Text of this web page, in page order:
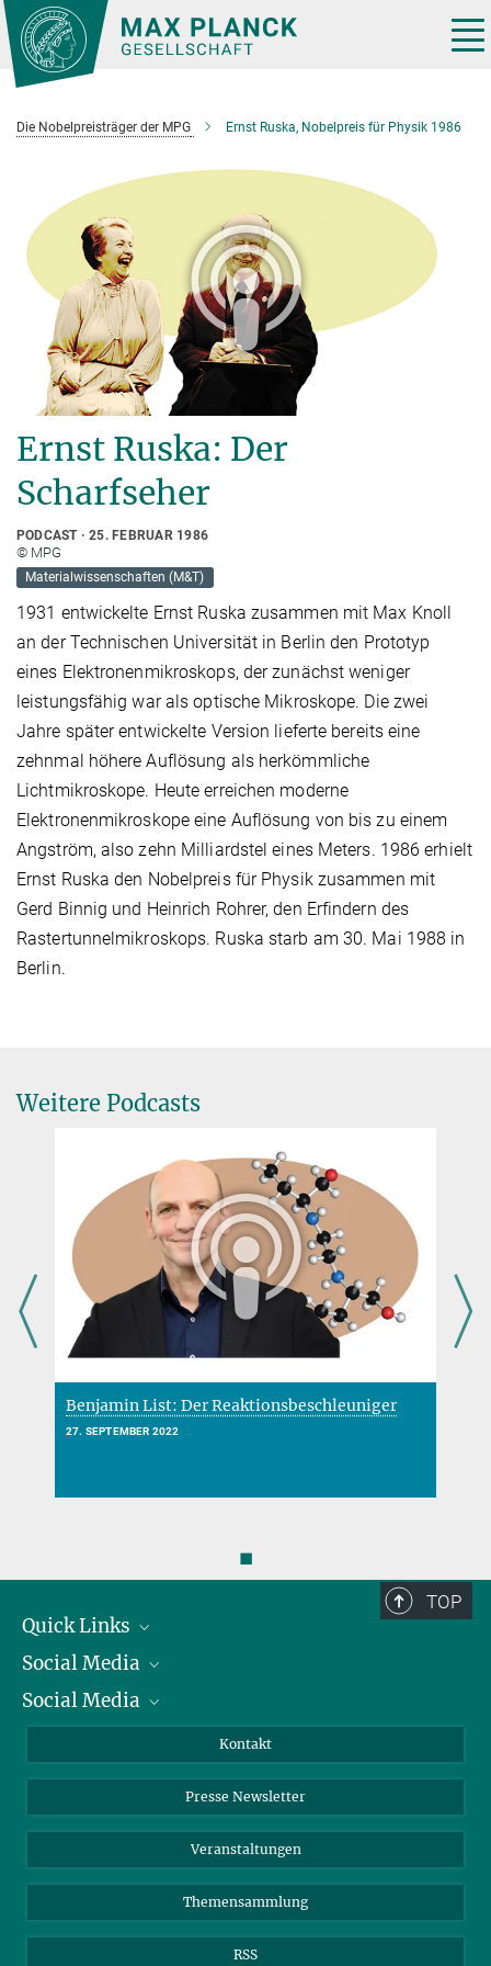
Hauptinhalt
Die Nobelpreisträger der MPG Ernst Ruska, Nobelpreis für Physik 1986
Ernst Ruska: Der
Scharfseher
PODCAST 25. FEBRUAR 1986
© MPG
Materialwissenschaften (M&T)
1931 entwickelte Ernst Ruska zusammen mit Max Knoll
an der Technischen Universität in Berlin den Prototyp
eines Elektronenmikroskops, der zunächst weniger
leistungsfähig war als optische Mikroskope. Die zwei
Jahre später entwickelte Version lieferte bereits eine
zehnmal höhere Auflösung als herkömmliche
Lichtmikroskope. Heute erreichen moderne
Elektronenmikroskope eine Auflösung von bis zu einem
Angström, also zehn Milliardstel eines Meters. 1986 erhielt
Ernst Ruska den Nobelpreis für Physik zusammen mit
Gerd Binnig und Heinrich Rohrer, den Erfindern des
Rastertunnelmikroskops. Ruska starb am 30. Mai 1988 in
Berlin.
Weitere Podcasts
Benjamin List: Der Reaktionsbeschleuniger
27. SEPTEMBER 2022
◼
TOP
Quick Links
Präsident
Zahlen und Fakten
Meldestelle Fehlverhalten
Social Media
Bluesky
TikTok
Social Media
Instagram
YouTube
Kontakt
Presse Newsletter
Veranstaltungen
Themensammlung
RSS